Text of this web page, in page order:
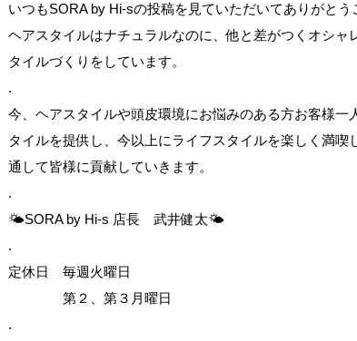
いつもSORA by Hi-sの投稿を見ていただいてありがとう
ヘアスタイルはナチュラルなのに、他と差がつくオシャ
タイルづくりをしています。
.
今、ヘアスタイルや頭皮環境にお悩みのある方お客様一
タイルを提供し、今以上にライフスタイルを楽しく満喫
通して皆様に貢献していきます。
.
🌤SORA by Hi-s 店長 武井健太🌤
.
定休日 毎週火曜日
第２、第３月曜日
.